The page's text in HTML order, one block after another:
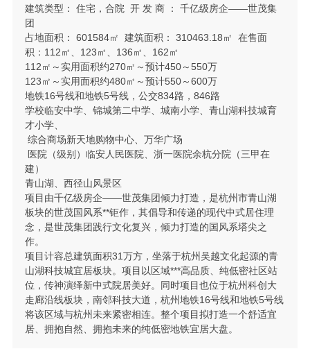
建筑类型： 住宅，合院 开 发 商 ： 千亿级房企——世茂集
团
占地面积： 601584㎡ 建筑面积： 310463.18㎡ 在售面
积：112㎡、123㎡、136㎡、162㎡
112㎡～实用面积约270㎡～预计450～550万
123㎡～实用面积约480㎡～预计550～600万
地铁16号线和地铁5号线，公交834路，846路
学校临安中学、锦城第二中学、城南小学、青山湖科技城育
才小学、
综合商场新天地购物中心、万华广场
医院（级别）临安人民医院、浙一医院余杭分院（三甲在
建）
青山湖、西径山风景区
项目由千亿级房企——世茂集团倾力打造，是杭州市青山湖
板块的世茂国风系**钜作，其倡导和传递的现代中式居住理
念，是世茂集团践行文化复兴，倾力打造的国风系塔尖之
作。
项目计容总建筑面积31万方，坐落于杭州吴越文化起源的青
山湖科技城宜居板块。项目以区域***高品质、纯低密社区站
位，传神演绎新中式院居美好。同时项目也位于杭州科创大
走廊沿线板块，南邻科技大道，杭州地铁16号线和地铁5号线
将该区域与杭州未来紧密相连。整个项目拟打造一个舒适宜
居、拥抱自然、拥抱未来的纯低密地铁宜居大盘。